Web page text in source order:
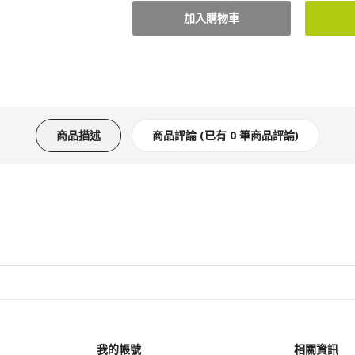
商品描述 商品評論 (已有 0 筆商品評論)
我的帳號 相關資訊